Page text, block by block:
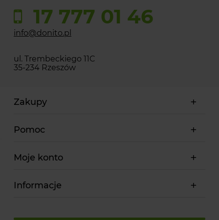
17 777 01 46
info@donito.pl
ul. Trembeckiego 11C
35-234 Rzeszów
Zakupy
Pomoc
Moje konto
Informacje